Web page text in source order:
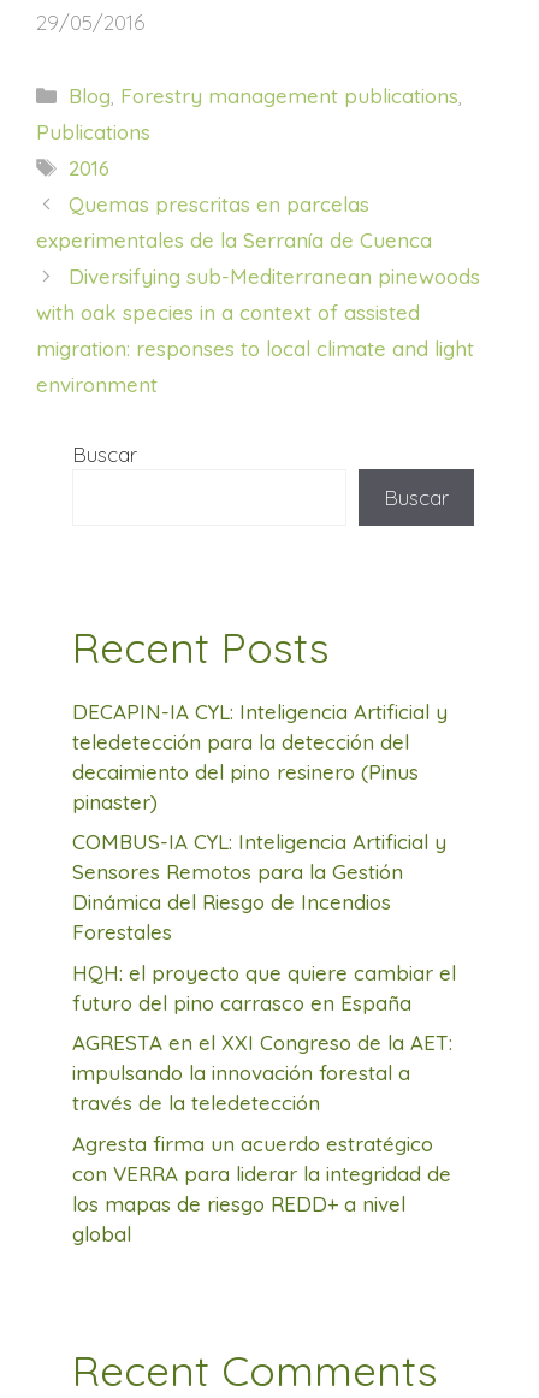
29/05/2016
Categorías
Blog Forestry management publications
Publications
Etiquetas
2016
Quemas prescritas en parcelas
experimentales de la Serranía de Cuenca
Diversifying sub-Mediterranean pinewoods
with oak species in a context of assisted
migration: responses to local climate and light
environment
Buscar
Buscar
Recent Posts
DECAPIN-IA CYL: Inteligencia Artificial y
teledetección para la detección del
decaimiento del pino resinero (Pinus
pinaster)
COMBUS-IA CYL: Inteligencia Artificial y
Sensores Remotos para la Gestión
Dinámica del Riesgo de Incendios
Forestales
HQH: el proyecto que quiere cambiar el
futuro del pino carrasco en España
AGRESTA en el XXI Congreso de la AET:
impulsando la innovación forestal a
través de la teledetección
Agresta firma un acuerdo estratégico
con VERRA para liderar la integridad de
los mapas de riesgo REDD+ a nivel
global
Recent Comments